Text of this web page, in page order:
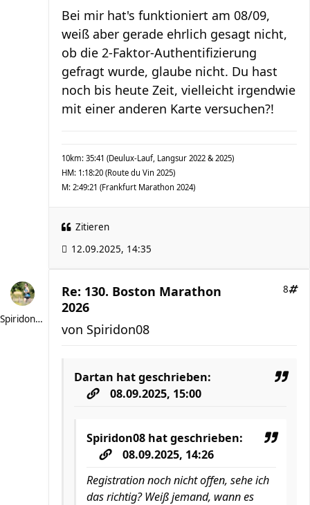
Bei mir hat's funktioniert am 08/09,
weiß aber gerade ehrlich gesagt nicht,
ob die 2-Faktor-Authentifizierung
gefragt wurde, glaube nicht. Du hast
noch bis heute Zeit, vielleicht irgendwie
mit einer anderen Karte versuchen?!
10km: 35:41 (Deulux-Lauf, Langsur 2022 & 2025)
HM: 1:18:20 (Route du Vin 2025)
M: 2:49:21 (Frankfurt Marathon 2024)
Zitieren
12.09.2025, 14:35
Spiridon08
Re: 130. Boston Marathon
2026
8
von Spiridon08
Dartan hat geschrieben:
08.09.2025, 15:00
Spiridon08 hat geschrieben:
08.09.2025, 14:26
Registration noch nicht offen, sehe ich
das richtig? Weiß jemand, wann es